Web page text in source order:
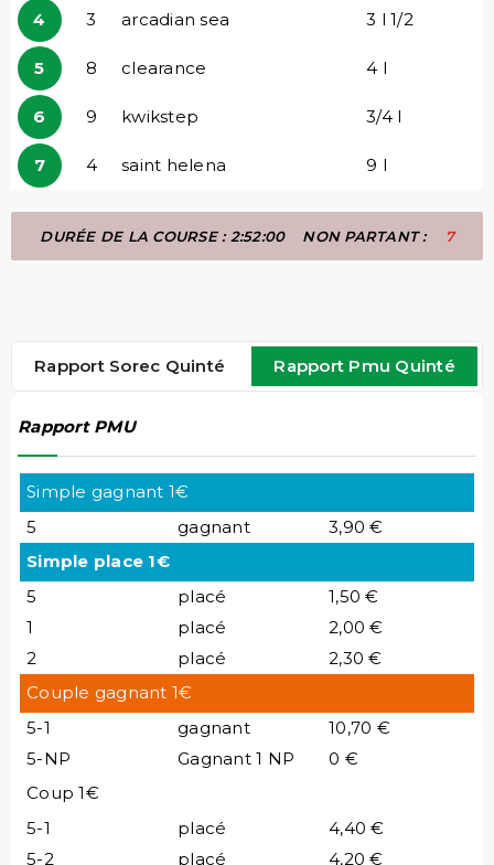
4 3 arcadian sea 3 l 1/2
5 8 clearance 4 l
6 9 kwikstep 3/4 l
7 4 saint helena 9 l
DURÉE DE LA COURSE : 2:52:00 NON PARTANT : 7
Rapport Sorec Quinté Rapport Pmu Quinté
Rapport PMU
Simple gagnant 1€
5
gagnant
3,90 €
Simple place 1€
5
placé
1,50 €
1
placé
2,00 €
2
placé
2,30 €
Couple gagnant 1€
5-1
gagnant
10,70 €
5-NP
Gagnant 1 NP
0 €
Coup 1€
5-1
placé
4,40 €
5-2
placé 4,20 €